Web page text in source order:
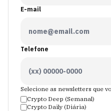
E-mail
Telefone
Selecione as newsletters que
Crypto Deep (Semanal)
Crypto Daily (Diária)